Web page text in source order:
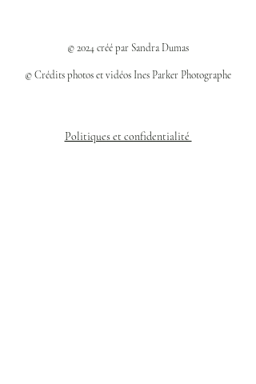
© 2024 créé par Sandra Dumas
© Crédits photos et vidéos Ines Parker Photographe
Politiques et confidentialité